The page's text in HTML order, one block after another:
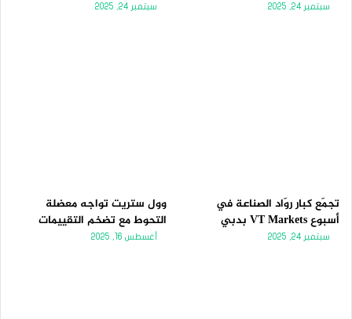
سبتمبر 24, 2025 سبتمبر 24, 2025
تجمّع كبار روّاد الصناعة في
أسبوع VT Markets بدبي
سبتمبر 24, 2025
وول ستريت تواجه معضلة
التحوط مع تضخم التقييمات
أغسطس 16, 2025